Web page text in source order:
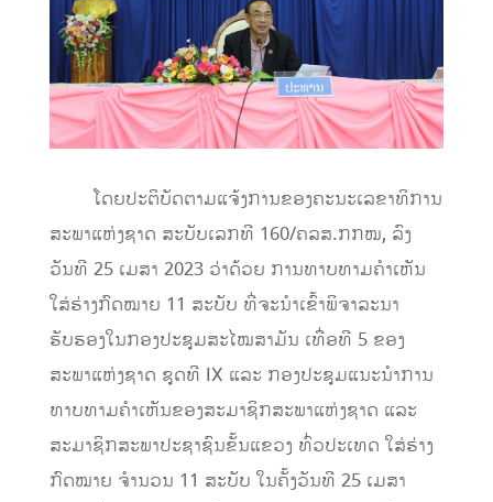
ໂດຍປະຕິບັດຕາມແຈ້ງການຂອງຄະນະເລຂາທິການ
ສະພາແຫ່ງຊາດ ສະບັບເລກທີ 160/ຄລສ.ກກໝ, ລົງ
ວັນທີ 25 ເມສາ 2023 ວ່າດ້ວຍ ການທາບທາມຄໍາເຫັນ
ໃສ່ຮ່າງກົດໝາຍ 11 ສະບັບ ທີ່ຈະນໍາເຂົ້າພິຈາລະນາ
ຮັບຮອງໃນກອງປະຊຸມສະໄໝສາມັນ ເທື່ອທີ 5 ຂອງ
ສະພາແຫ່ງຊາດ ຊຸດທີ IX ແລະ ກອງປະຊຸມແນະນໍາການ
ທາບທາມຄໍາເຫັນຂອງສະມາຊິກສະພາແຫ່ງຊາດ ແລະ
ສະມາຊິກສະພາປະຊາຊົນຂັ້ນແຂວງ ທົ່ວປະເທດ ໃສ່ຮ່າງ
ກົດໝາຍ ຈໍານວນ 11 ສະບັບ ໃນຄັ້ງວັນທີ 25 ເມສາ